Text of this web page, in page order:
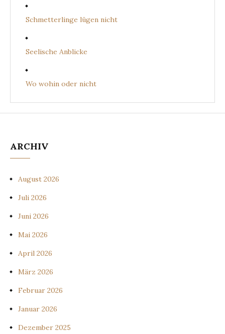
Schmetterlinge lügen nicht
Seelische Anblicke
Wo wohin oder nicht
ARCHIV
August 2026
Juli 2026
Juni 2026
Mai 2026
April 2026
März 2026
Februar 2026
Januar 2026
Dezember 2025